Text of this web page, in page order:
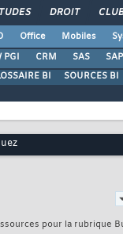
DROIT
Office Mobiles
PGI CRM SAS SAP
BI SOURCES BI
pour la rubrique